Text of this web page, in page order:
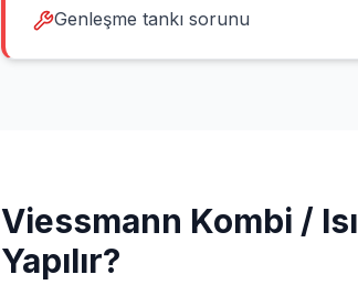
Genleşme tankı sorunu
Viessmann Kombi /
Yapılır?